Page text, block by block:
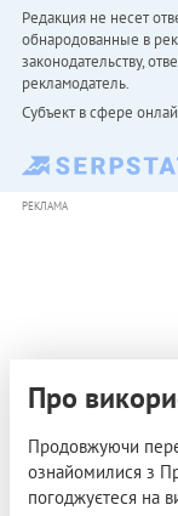
Редакция не несет
обнародованные в
законодательству,
рекламодатель.
Субъект в сфере
РЕКЛАМА
Про
Продовжуючи
ознайомилися з
погоджуєтеся на